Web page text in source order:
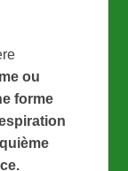
ou
forme